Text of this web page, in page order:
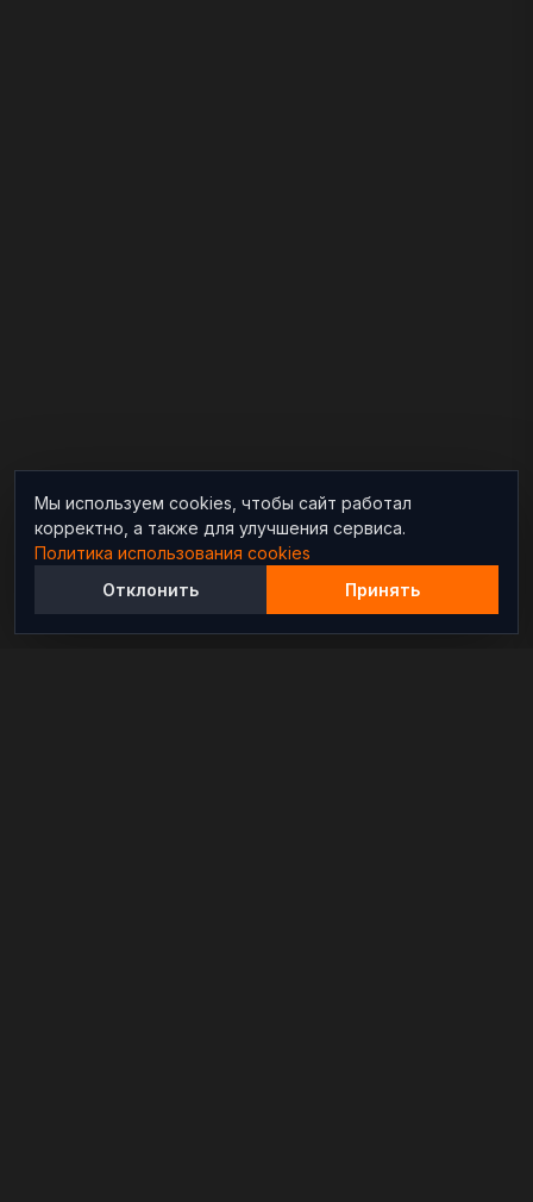
Мы используем cookies, чтобы сайт работал
корректно, а также для улучшения сервиса.
Политика использования cookies
Отклонить
Принять